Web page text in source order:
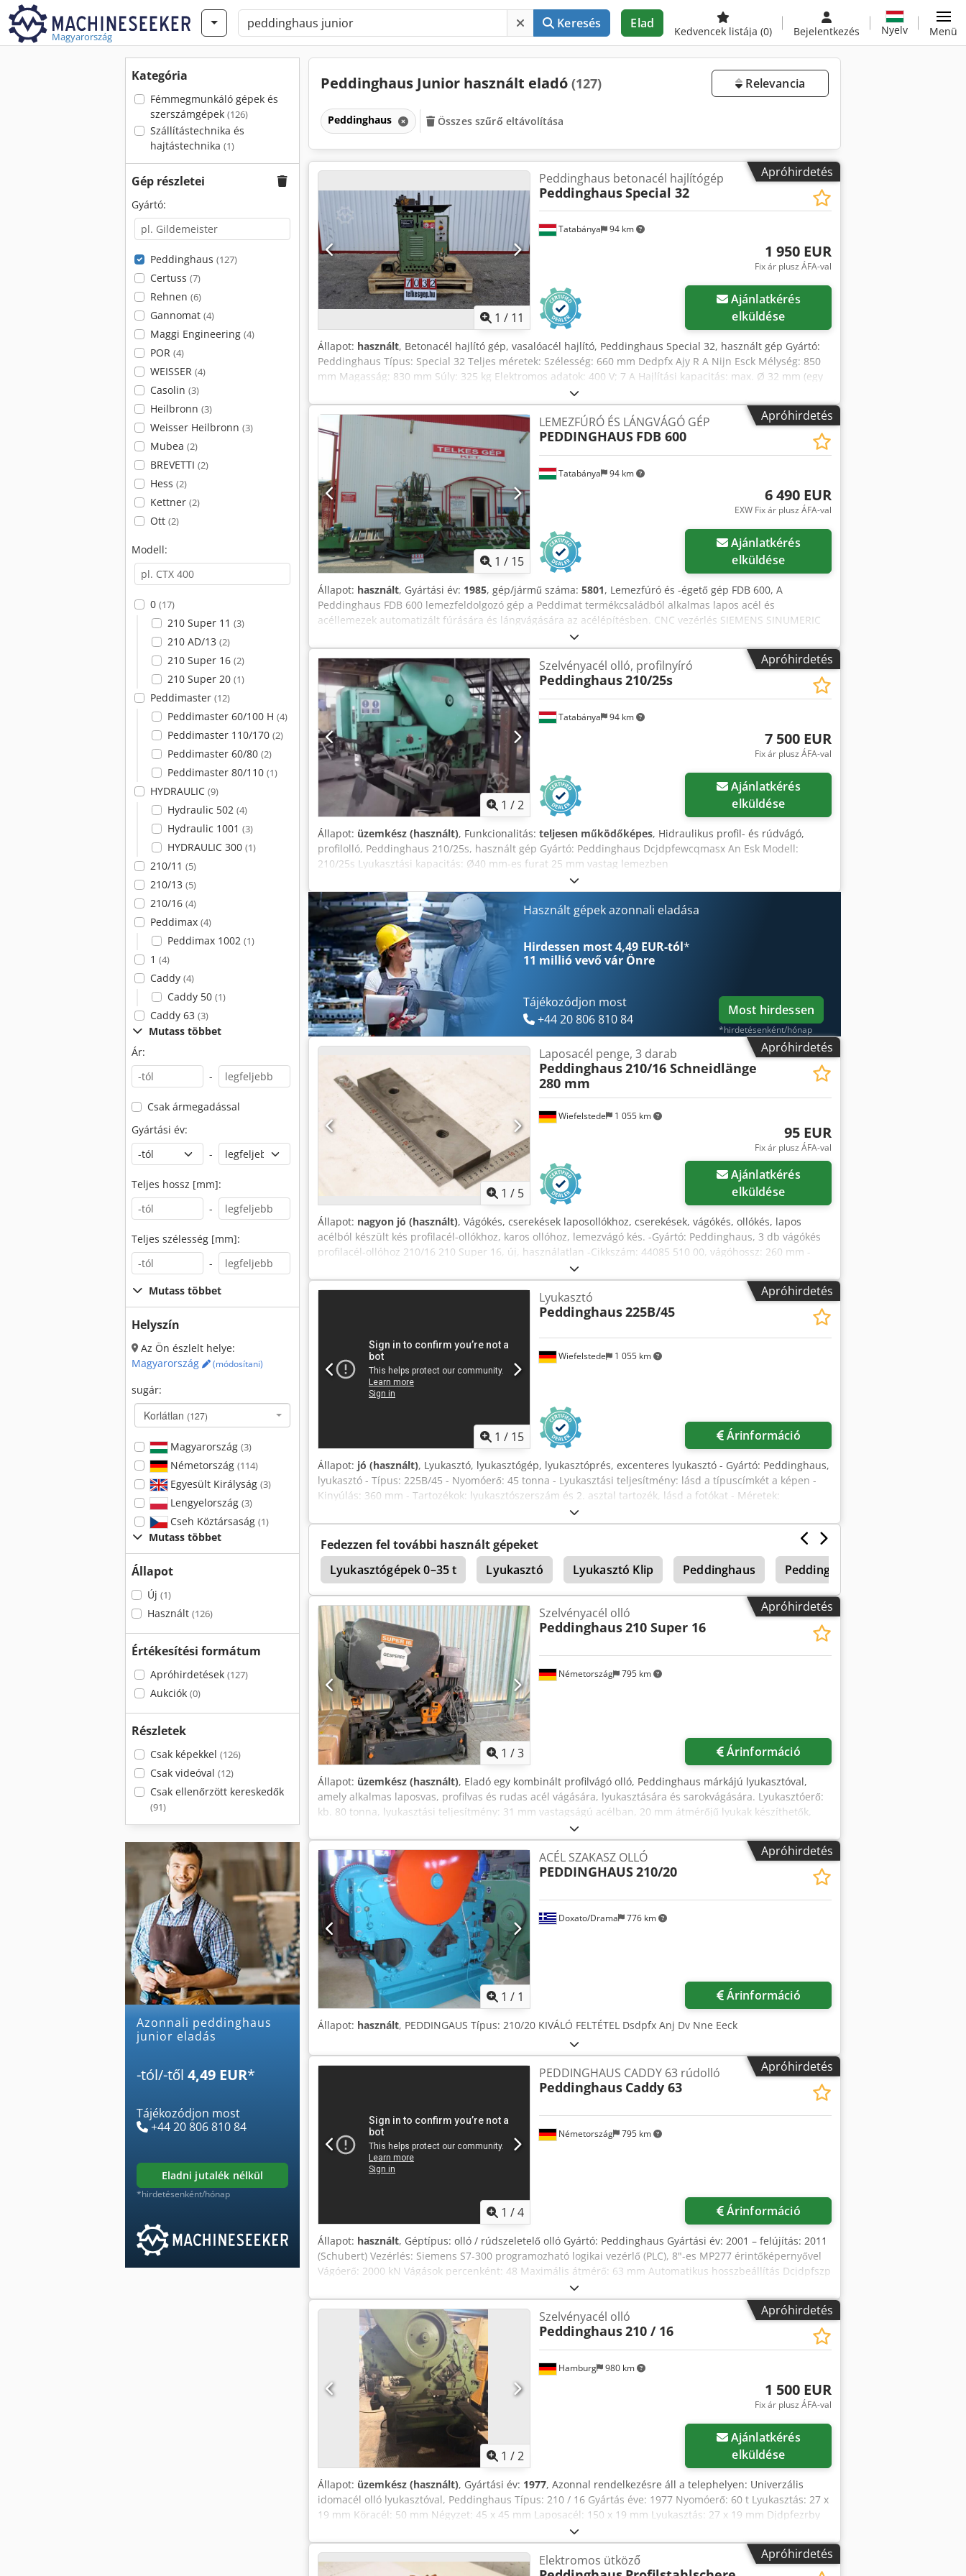
Magyarország
Keresés Elad
Kedvencek listája (0) Bejelentkezés Nyelv Menü
Kategória
Fémmegmunkáló gépek és
szerszámgépek (126)
Szállítástechnika és
hajtástechnika (1)
Gép részletei
Gyártó:
Peddinghaus (127)
Certuss (7)
Rehnen (6)
Gannomat (4)
Maggi Engineering (4)
POR (4)
WEISSER (4)
Casolin (3)
Heilbronn (3)
Weisser Heilbronn (3)
Mubea (2)
BREVETTI (2)
Hess (2)
Kettner (2)
Ott (2)
Modell:
0 (17)
210 Super 11 (3)
210 AD/13 (2)
210 Super 16 (2)
210 Super 20 (1)
Peddimaster (12)
Peddimaster 60/100 H (4)
Peddimaster 110/170 (2)
Peddimaster 60/80 (2)
Peddimaster 80/110 (1)
HYDRAULIC (9)
Hydraulic 502 (4)
Hydraulic 1001 (3)
HYDRAULIC 300 (1)
210/11 (5)
210/13 (5)
210/16 (4)
Peddimax (4)
Peddimax 1002 (1)
1 (4)
Caddy (4)
Caddy 50 (1)
Caddy 63 (3)
Mutass többet
Ár:
-
Csak ármegadással
Gyártási év:
-
Teljes hossz [mm]:
-
Teljes szélesség [mm]:
-
Mutass többet
Helyszín
Az Ön észlelt helye:
Magyarország
(módosítani)
sugár:
Korlátlan (127)
Magyarország (3)
Németország (114)
Egyesült Királyság (3)
Lengyelország (3)
Cseh Köztársaság (1)
Mutass többet
Állapot
Új (1)
Használt (126)
Értékesítési formátum
Apróhirdetések (127)
Aukciók (0)
Részletek
Csak képekkel (126)
Csak videóval (12)
Csak ellenőrzött kereskedők
(91)
Azonnali peddinghaus
junior eladás
-tól/-től 4,49 EUR*
Tájékozódjon most
+44 20 806 810 84
eladni jutalék nélkül
*hirdetésenként/hónap
Peddinghaus Junior használt eladó (127) Relevancia
Peddinghaus Összes szűrő eltávolítása
Apróhirdetés
1 / 11
Tatabánya 94 km
Peddinghaus betonacél hajlítógép
PeddinghausSpecial 32
1 950 EUR
Fix ár plusz ÁFA-val
Ajánlatkérés
elküldése
Állapot: használt, Betonacél hajlító gép, vasalóacél hajlító, Peddinghaus Special 32, használt gép Gyártó:
Peddinghaus Típus: Special 32 Teljes méretek: Szélesség: 660 mm Dedpfx Ajy R A Nijn Esck Mélység: 850
mm Magasság: 830 mm Súly: 325 kg Elektromos adatok: 400 V; 7 A Hajlítási kapacitás: max. Ø 32 mm (egy
szál) Hajlítási sebesség: kb. 10 ford./perc Motor teljesítmény: 2,2 kW Vezérlőrendszer: Automatikus
szögtartomány beállítás, lábpedálos indítás
Apróhirdetés
1 / 15
Tatabánya 94 km
LEMEZFÚRÓ ÉS LÁNGVÁGÓ GÉP
PEDDINGHAUS FDB 600
6 490 EUR
EXW Fix ár plusz ÁFA-val
Ajánlatkérés
elküldése
Állapot: használt, Gyártási év: 1985, gép/jármű száma: 5801, Lemezfúró és -égető gép FDB 600, A
Peddinghaus FDB 600 lemezfeldolgozó gép a Peddimat termékcsaládból alkalmas lapos acél és
acéllemezek automatizált fúrására és lángvágására az acélépítésben. CNC vezérlés SIEMENS SINUMERIC
fúró átmérő: min. ø 8, max. ø 40 mm, belső hűtőfolyadékos fúrórendszer Fúróaggregátumok száma: 3 db.
Vágórendszer: Autogén égető berendezés Teljes teljesítményigény: 30 kW max. munkadarab magasság:
600 x 50 x 6000 mm Minimális anyagméret: 80 x 8 mm lemezvastagság - min.:6 mm Djdpfjibq Itsx An Eeck
lemezvastagság - max.:50 mm a gép méretei kb.:2,4 x 2,4 x 2,8 m Vezető görgős szállítószalag: 6 m Külső
görgős szállítószalag: 1 m a gép súlya kb.: 6,5 t
Apróhirdetés
Kérjen több képet
1 /2
Tatabánya 94 km
Szelvényacél olló, profilnyíró
Peddinghaus210/25s
7 500 EUR
Fix ár plusz ÁFA-val
Ajánlatkérés
elküldése
Állapot: üzemkész (használt), Funkcionalitás: teljesen működőképes, Hidraulikus profil- és rúdvágó,
profilolló, Peddinghaus 210/25s, használt gép Gyártó: Peddinghaus Dcjdpfewcqmasx An Esk Modell:
210/25s Lyukasztási kapacitás: Ø40 mm-es furat 25 mm vastag lemezben
Használt gépek azonnali eladása
Hirdessen most 4,49 EUR-tól*
11 millió vevővár Önre
Tájékozódjon most
+44 20 806 810 84
Most hirdessen
*hirdetésenként/hónap
Apróhirdetés
1 / 5
Wiefelstede 1 055 km
Laposacél penge, 3 darab
Peddinghaus210/16 Schneidlänge
280 mm
95 EUR
Fix ár plusz ÁFA-val
Ajánlatkérés
elküldése
Állapot: nagyon jó (használt), Vágókés, cserekések laposollókhoz, cserekések, vágókés, ollókés, lapos
acélból készült kés profilacél-ollókhoz, karos ollóhoz, lemezvágó kés. -Gyártó: Peddinghaus, 3 db vágókés
profilacél-ollóhoz 210/16 210 Super 16, új, használatlan -Cikkszám: 44085 510 00, vágóhossz: 260 mm -
Lyuktávolság: 140 mm / 2x M20, lásd a képeket -Állapot/ár: egyben Djdpfx Anozr Eb Uo Eock -Méretek:
280/18/H70 mm -Súly: 2,6 kg/db
Apróhirdetés
1 / 15
Wiefelstede 1 055 km
Lyukasztó
Peddinghaus225B/45
Árinformáció
Állapot: jó (használt), Lyukasztó, lyukasztógép, lyukasztóprés, excenteres lyukasztó - Gyártó: Peddinghaus,
lyukasztó - Típus: 225B/45 - Nyomóerő: 45 tonna - Lyukasztási teljesítmény: lásd a típuscímkét a képen -
Kinyúlás: 360 mm - Tartozékok: lyukasztószerszám és 2. asztal tartozék, lásd a fotókat - Méretek:
1540/700/M1510 mm Dedpfek D Nt Dox An Eock - Tömeg: 1410 kg
Fedezzen fel további használt gépeket
Lyukasztógépek 0–35 t
Lyukasztó Lyukasztó Klip Peddinghaus Peddinghaus Blechschere
Peddinghaus 210
Apróhirdetés
1 /3
Németország 795 km
Szelvényacél olló
Peddinghaus210 Super 16
Árinformáció
Állapot: üzemkész (használt), Eladó egy kombinált profilvágó olló, Peddinghaus márkájú lyukasztóval,
amely alkalmas laposvas, profilvas és rudas acél vágására, lyukasztására és sarokvágására. Lyukasztóerő:
kb. 80 tonna, lyukasztási teljesítmény: 31 mm vastagságú acélban, 20 mm átmérőjű lyukak készíthetők,
kar: 510 mm, max. köracél átmérő: 50 mm, max. négyszögletes acél méret: 45 mm, max. szögvas méret
(X/Y/Z): 140 mm/140 mm/13 mm, súly: kb. 3400 kg. Lehetőség van a helyszíni megtekintésre.
Dedozrhhdspfx An Ejck
Apróhirdetés
1 / 1
Doxato/Drama 776 km
ACÉL SZAKASZ OLLÓ
PEDDINGHAUS210/20
Árinformáció
Állapot: használt, PEDDINGAUS Típus: 210/20 KIVÁLÓ FELTÉTEL Dsdpfx Anj Dv Nne Eeck
Apróhirdetés
1 /4
Németország 795 km
PEDDINGHAUS CADDY 63 rúdolló
Peddinghaus Caddy 63
Árinformáció
Állapot: használt, Géptípus: olló / rúdszeletelő olló Gyártó: Peddinghaus Gyártási év: 2001 – felújítás: 2011
(Schubert) Vezérlés: Siemens S7-300 programozható logikai vezérlő (PLC), 8"-es MP277 érintőképernyővel
Vágóerő: 2000 kN Vágások percenként: 48 Maximális átmérő: 63 mm Automatikus hosszbeállítás Dcjdpfszp
Nuyox An Esk Meghajtott anyagtoló asztal – 7 m hosszú Főhajtás: 30 kW Teljes tömeg: kb. 9 tonna A
géphez tartozik egy nagy mennyiségű vágószerszám (kések).
Apróhirdetés
Kérjen több képet
1 /2
Hamburg 980 km
Szelvényacél olló
Peddinghaus210 / 16
1 500 EUR
Fix ár plusz ÁFA-val
Ajánlatkérés
elküldése
Állapot: üzemkész (használt), Gyártási év: 1977, Azonnal rendelkezésre áll a telephelyen: Univerzális
idomacél olló lyukasztóval, Peddinghaus Típus: 210 / 16 Gyártás éve: 1977 Nyomóerő: 60 t Lyukasztás: 27 x
19 mm Köracél: 50 mm Négyzet: 45 x 45 mm Laposacél: 150 x 19 mm Lyukasztás: 27 x 19 mm Djdpfezrby
Tsx An Eeck L profil 90°: 130 x 13 mm L profil 45°: 100 x 11 mm T profil 90°: 130 x 15 mm T profil 45°: 100 x
11 mm Meghajtás: 5,5 kW Súly: 3 t Sok lyukasztószerszámmal Ár: 1.500 € + ÁFA telephelyen.
Apróhirdetés
Elektromos ütköző